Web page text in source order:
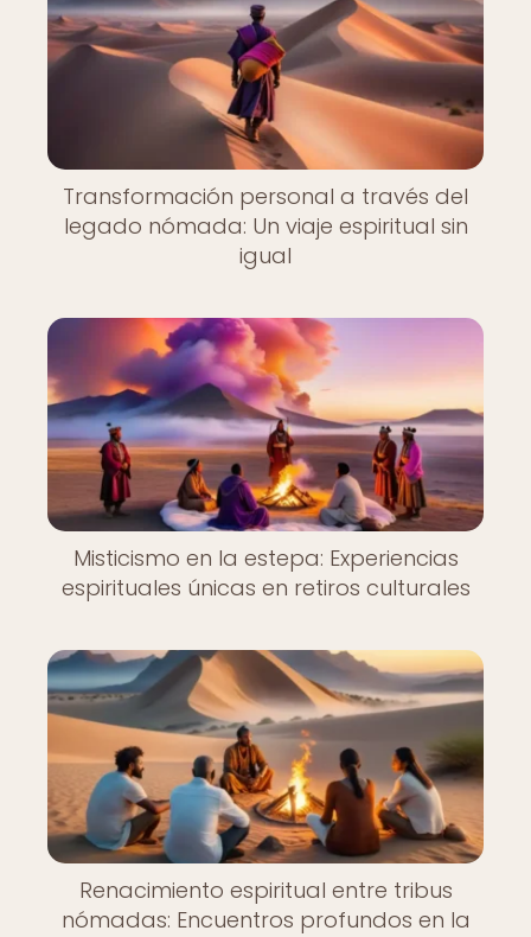
Transformación personal a través del
legado nómada: Un viaje espiritual sin
igual
Misticismo en la estepa: Experiencias
espirituales únicas en retiros culturales
Renacimiento espiritual entre tribus
nómadas: Encuentros profundos en la